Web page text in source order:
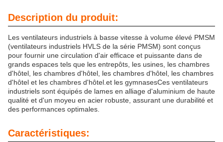
Description du produit:
Les ventilateurs industriels à basse vitesse à volume élevé PMSM
(ventilateurs industriels HVLS de la série PMSM) sont conçus
pour fournir une circulation d'air efficace et puissante dans de
grands espaces tels que les entrepôts, les usines, les chambres
d'hôtel, les chambres d'hôtel, les chambres d'hôtel, les chambres
d'hôtel et les chambres d'hôtel.et les gymnasesCes ventilateurs
industriels sont équipés de lames en alliage d'aluminium de haute
qualité et d'un moyeu en acier robuste, assurant une durabilité et
des performances optimales.
Caractéristiques: